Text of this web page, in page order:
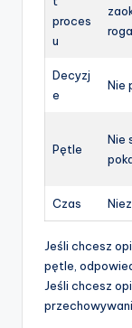
proces
u
Decyzj
e
Nie
Pętle
Nie
Czas
Jeśli chcesz
pętle,
Jeśli chcesz